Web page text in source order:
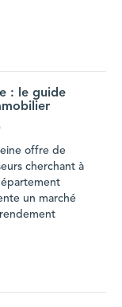
: le guide
offre de
cherchant à
un marché